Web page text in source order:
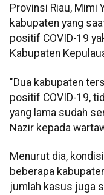
Provinsi Riau, Mimi
kabupaten yang
positif COVID-19
Kabupaten
"Dua kabupaten
positif COVID-19,
yang lama sudah
Nazir kepada
Menurut dia,
beberapa
jumlah kasus juga